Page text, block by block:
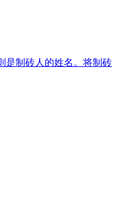
是制砖人的姓名。将制砖